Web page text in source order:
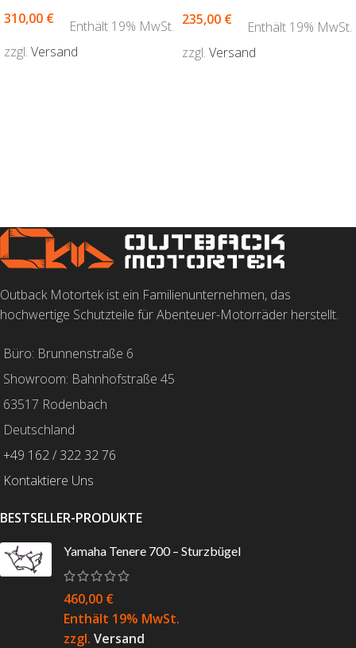
310,00 €
Enthält 19% MwSt.
zzgl. Versand
235,00 €
Enthält 19% MwSt.
zzgl. Versand
Outback Motortek ist ein Familienunternehmen, das
hochwertige Schutzteile für Abenteuer-Motorräder herstellt.
Büro: Brunnenstraße 6
Showroom: Bahnhofstraße 45
63517 Rodenbach
Deutschland
+49 162 / 322 32 76
Kontaktiere Uns
BESTSELLER-PRODUKTE
Yamaha Tenere 700 – Sturzbügel
460,00 €
Enthält 19% MwSt.
zzgl. Versand